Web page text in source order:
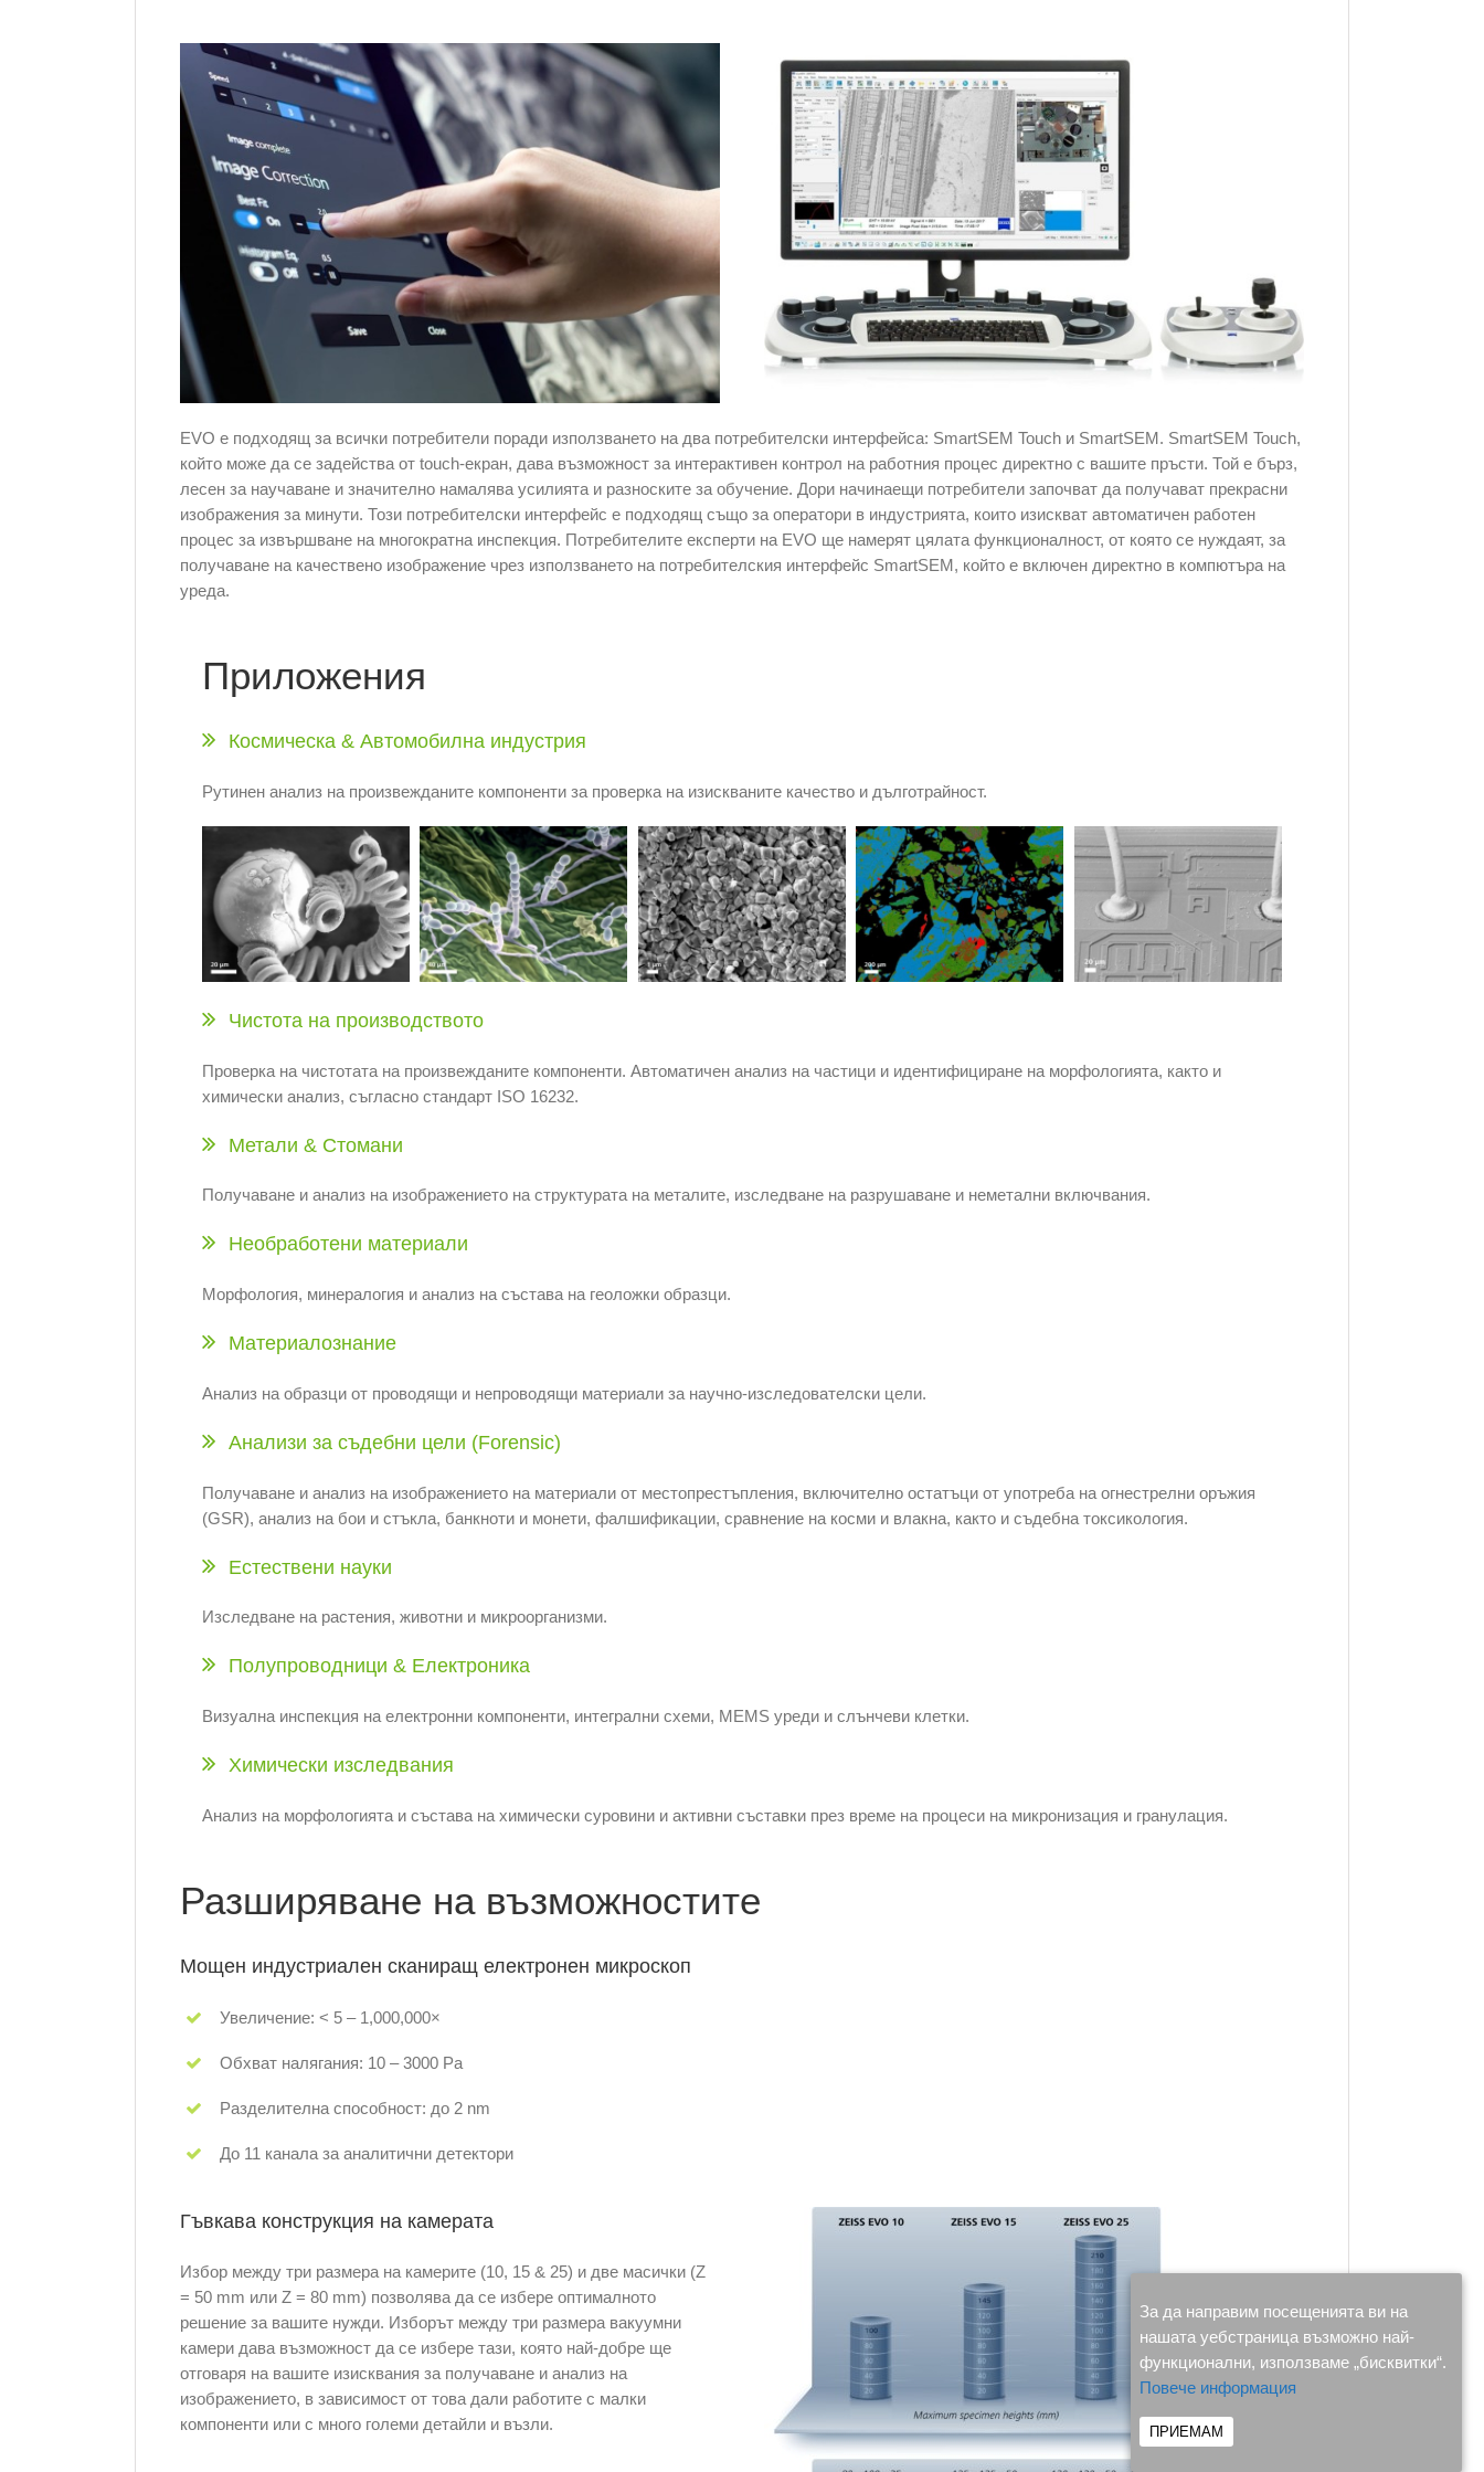
EVO е подходящ за всички потребители поради използването на два потребителски интерфейса: SmartSEM Touch и SmartSEM. SmartSEM Touch,
който може да се задейства от touch-екран, дава възможност за интерактивен контрол на работния процес директно с вашите пръсти. Той е бърз,
лесен за научаване и значително намалява усилията и разноските за обучение. Дори начинаещи потребители започват да получават прекрасни
изображения за минути. Този потребителски интерфейс е подходящ също за оператори в индустрията, които изискват автоматичен работен
процес за извършване на многократна инспекция. Потребителите експерти на EVO ще намерят цялата функционалност, от която се нуждаят, за
получаване на качествено изображение чрез използването на потребителския интерфейс SmartSEM, който е включен директно в компютъра на
уреда.
Приложения
Космическа & Автомобилна индустрия
Рутинен анализ на произвежданите компоненти за проверка на изискваните качество и дълготрайност.
Чистота на производството
Проверка на чистотата на произвежданите компоненти. Автоматичен анализ на частици и идентифициране на морфологията, както и
химически анализ, съгласно стандарт ISO 16232.
Метали & Стомани
Получаване и анализ на изображението на структурата на металите, изследване на разрушаване и неметални включвания.
Необработени материали
Морфология, минералогия и анализ на състава на геоложки образци.
Материалознание
Анализ на образци от проводящи и непроводящи материали за научно-изследователски цели.
Анализи за съдебни цели (Forensic)
Получаване и анализ на изображението на материали от местопрестъпления, включително остатъци от употреба на огнестрелни оръжия
(GSR), анализ на бои и стъкла, банкноти и монети, фалшификации, сравнение на косми и влакна, както и съдебна токсикология.
Естествени науки
Изследване на растения, животни и микроорганизми.
Полупроводници & Електроника
Визуална инспекция на електронни компоненти, интегрални схеми, MEMS уреди и слънчеви клетки.
Химически изследвания
Анализ на морфологията и състава на химически суровини и активни съставки през време на процеси на микронизация и гранулация.
Разширяване на възможностите
Мощен индустриален сканиращ електронен микроскоп
Увеличение: < 5 – 1,000,000×
Обхват налягания: 10 – 3000 Pa
Разделителна способност: до 2 nm
До 11 канала за аналитични детектори
Гъвкава конструкция на камерата
Избор между три размера на камерите (10, 15 & 25) и две масички (Z
= 50 mm или Z = 80 mm) позволява да се избере оптималното
решение за вашите нужди. Изборът между три размера вакуумни
камери дава възможност да се избере тази, която най-добре ще
отговаря на вашите изисквания за получаване и анализ на
изображението, в зависимост от това дали работите с малки
компоненти или с много големи детайли и възли.
За да направим посещенията ви на
нашата уебстраница възможно най-
функционални, използваме „бисквитки“.
Повече информация
ПРИЕМАМ